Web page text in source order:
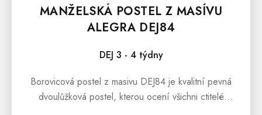
MANŽELSKÁ POSTEL Z MASÍVU
ALEGRA DEJ84
DEJ 3 - 4 týdny
Borovicová postel z masivu DEJ84 je kvalitní pevná
dvoulůžková postel, kterou ocení všichni ctitelé